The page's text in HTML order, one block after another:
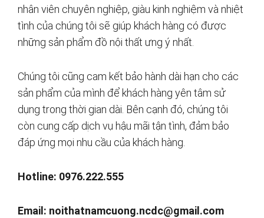
nhân viên chuyên nghiệp, giàu kinh nghiệm và nhiệt
tình của chúng tôi sẽ giúp khách hàng có được
những sản phẩm đồ nội thất ưng ý nhất.
Chúng tôi cũng cam kết bảo hành dài hạn cho các
sản phẩm của mình để khách hàng yên tâm sử
dụng trong thời gian dài. Bên cạnh đó, chúng tôi
còn cung cấp dịch vụ hậu mãi tận tình, đảm bảo
đáp ứng mọi nhu cầu của khách hàng.
Hotline: 0976.222.555
Email: noithatnamcuong.ncdc@gmail.com